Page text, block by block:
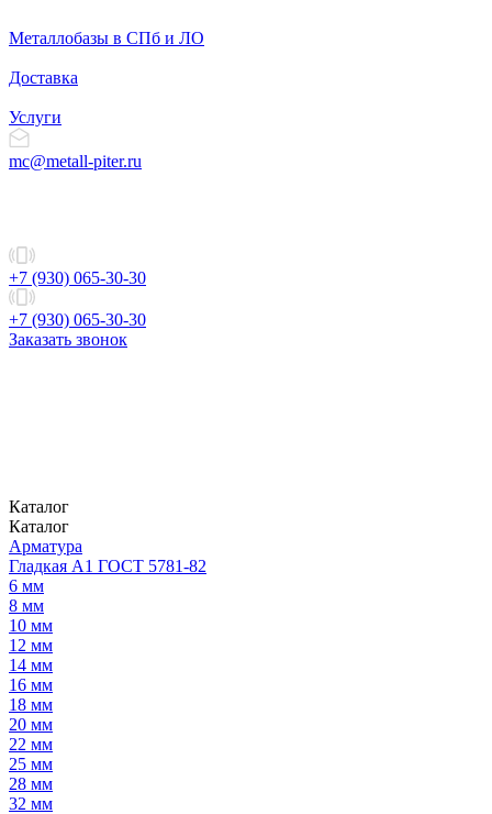
Металлобазы в СПб и ЛО
Доставка
Услуги
mc@metall-piter.ru
+7 (930) 065-30-30
+7 (930) 065-30-30
Заказать звонок
Каталог
Каталог
Арматура
Гладкая А1 ГОСТ 5781-82
6 мм
8 мм
10 мм
12 мм
14 мм
16 мм
18 мм
20 мм
22 мм
25 мм
28 мм
32 мм